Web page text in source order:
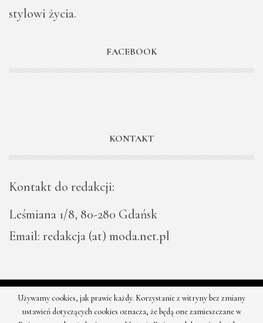
stylowi życia.
FACEBOOK
KONTAKT
Kontakt do redakcji:
Leśmiana 1/8, 80-280 Gdańsk
Email: redakcja (at) moda.net.pl
© 2026 - Moda - najnowsze kolekcje, najtańsze sklepy. Wszystkie
prawa zastrzeżone.
Używamy cookies, jak prawie każdy. Korzystanie z witryny bez zmiany
ustawień dotyczących cookies oznacza, że będą one zamieszczane w